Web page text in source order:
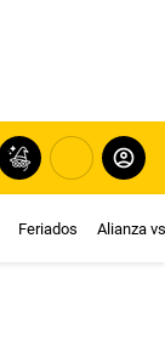
Feriados Alianza